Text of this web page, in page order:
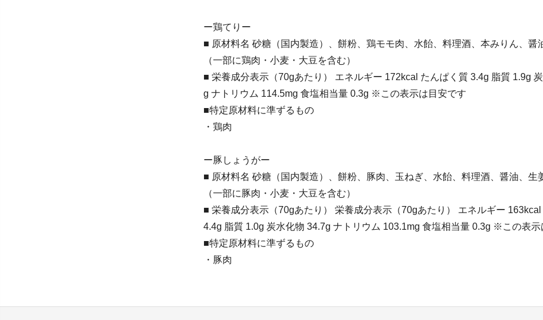
ー鶏てりー
■ 原材料名 砂糖（国内製造）、餅粉、鶏モモ肉、水飴、料理酒、本みりん、醤
（一部に鶏肉・小麦・大豆を含む）
■ 栄養成分表示（70gあたり） エネルギー 172kcal たんぱく質 3.4g 脂質 1.9g
g ナトリウム 114.5mg 食塩相当量 0.3g ※この表示は目安です
■特定原材料に準ずるもの
・鶏肉
ー豚しょうがー
■ 原材料名 砂糖（国内製造）、餅粉、豚肉、玉ねぎ、水飴、料理酒、醤油、生
（一部に豚肉・小麦・大豆を含む）
■ 栄養成分表示（70gあたり） 栄養成分表示（70gあたり） エネルギー
4.4g 脂質 1.0g 炭水化物 34.7g ナトリウム 103.1mg 食塩相当量 0.3g ※この表示
■特定原材料に準ずるもの
・豚肉